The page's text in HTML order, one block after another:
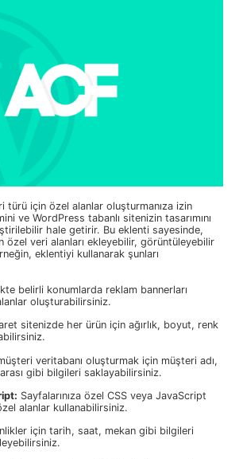
türü için özel alanlar oluşturmanıza izin
ve WordPress tabanlı sitenizin tasarımını
hale getirir. Bu eklenti sayesinde,
özel veri alanları ekleyebilir, görüntüleyebilir
eklentiyi kullanarak şunları
belirli konumlarda reklam bannerları
oluşturabilirsiniz.
sitenizde her ürün için ağırlık, boyut, renk
veritabanı oluşturmak için müşteri adı,
gibi bilgileri saklayabilirsiniz.
Sayfalarınıza özel CSS veya JavaScript
alanlar kullanabilirsiniz.
için tarih, saat, mekan gibi bilgileri